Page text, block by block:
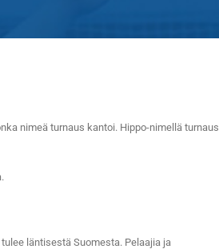
nimeä turnaus kantoi. Hippo-nimellä turnaus
läntisestä Suomesta. Pelaajia ja